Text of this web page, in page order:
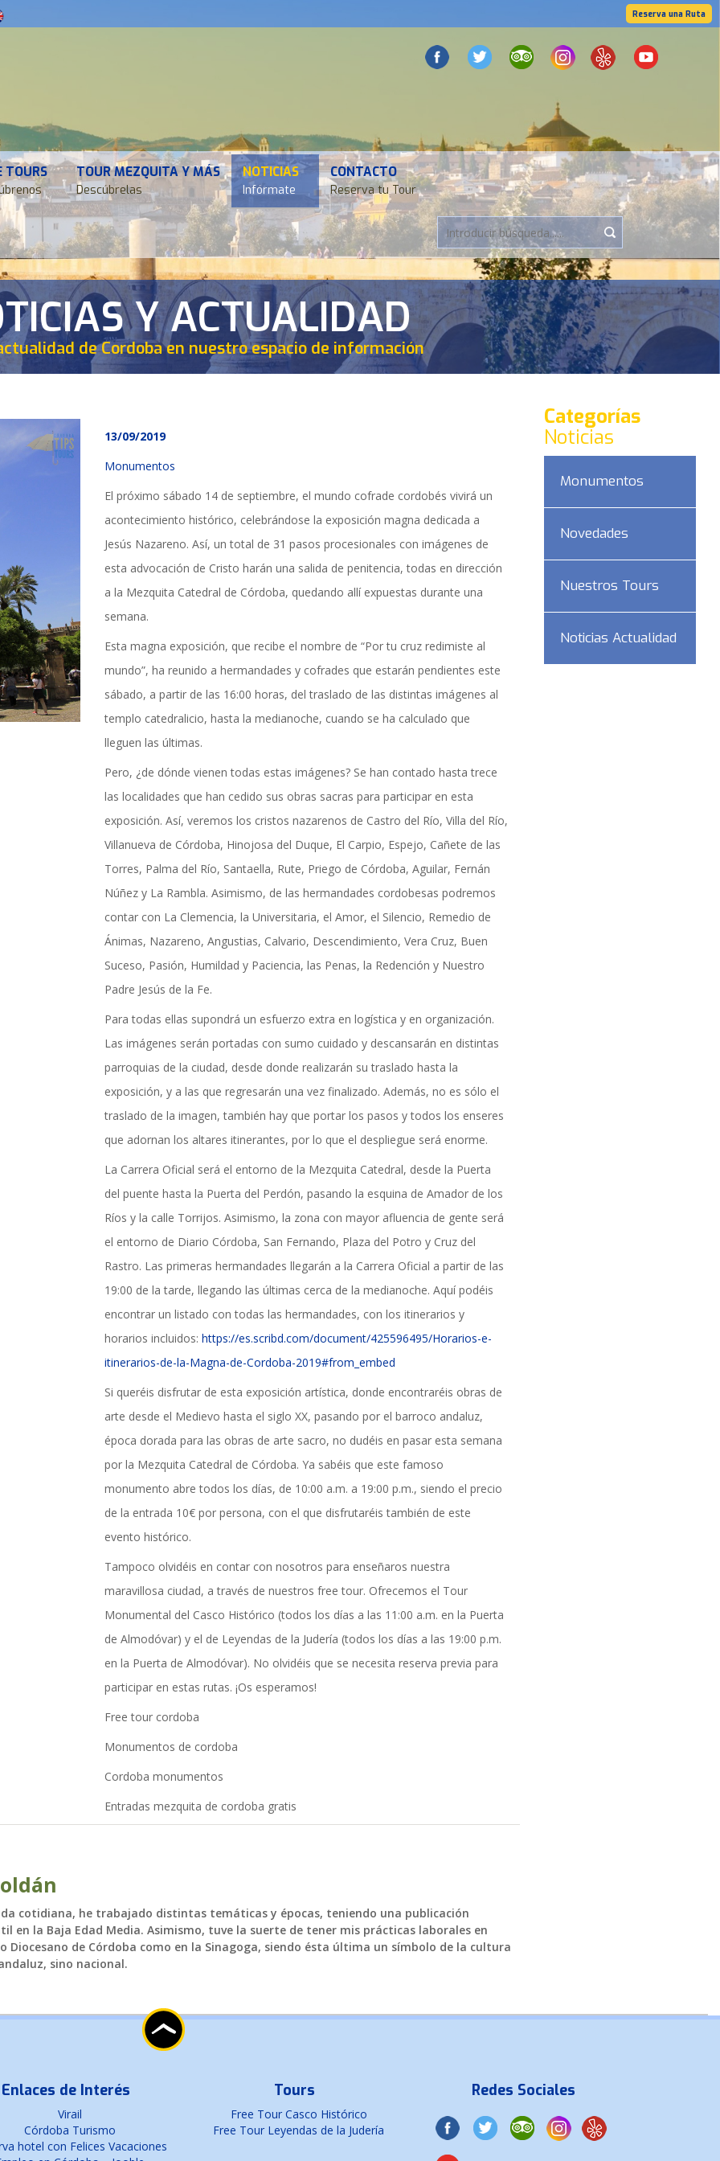
Reserva una Ruta
TOURS TOUR MEZQUITA Y MÁS
Descúbrelas
NOTICIAS
Infórmate
CONTACTO
Reserva tu Tour
Y ACTUALIDAD
de Cordoba en nuestro espacio de información
Y ACTUALIDAD
de Cordoba en nuestro espacio de información
Y ACTUALIDAD
actualidad de Cordoba en nuestro espacio de información
13/09/2019
Monumentos
El próximo sábado 14 de septiembre, el mundo cofrade cordobés vivirá un
acontecimiento histórico, celebrándose la exposición magna dedicada a
Jesús Nazareno. Así, un total de 31 pasos procesionales con imágenes de
esta advocación de Cristo harán una salida de penitencia, todas en dirección
a la Mezquita Catedral de Córdoba, quedando allí expuestas durante una
semana.
Esta magna exposición, que recibe el nombre de “Por tu cruz redimiste al
mundo”, ha reunido a hermandades y cofrades que estarán pendientes este
sábado, a partir de las 16:00 horas, del traslado de las distintas imágenes al
templo catedralicio, hasta la medianoche, cuando se ha calculado que
lleguen las últimas.
Pero, ¿de dónde vienen todas estas imágenes? Se han contado hasta trece
las localidades que han cedido sus obras sacras para participar en esta
exposición. Así, veremos los cristos nazarenos de Castro del Río, Villa del Río,
Villanueva de Córdoba, Hinojosa del Duque, El Carpio, Espejo, Cañete de las
Torres, Palma del Río, Santaella, Rute, Priego de Córdoba, Aguilar, Fernán
Núñez y La Rambla. Asimismo, de las hermandades cordobesas podremos
contar con La Clemencia, la Universitaria, el Amor, el Silencio, Remedio de
Ánimas, Nazareno, Angustias, Calvario, Descendimiento, Vera Cruz, Buen
Suceso, Pasión, Humildad y Paciencia, las Penas, la Redención y Nuestro
Padre Jesús de la Fe.
Para todas ellas supondrá un esfuerzo extra en logística y en organización.
Las imágenes serán portadas con sumo cuidado y descansarán en distintas
parroquias de la ciudad, desde donde realizarán su traslado hasta la
exposición, y a las que regresarán una vez finalizado. Además, no es sólo el
traslado de la imagen, también hay que portar los pasos y todos los enseres
que adornan los altares itinerantes, por lo que el despliegue será enorme.
La Carrera Oficial será el entorno de la Mezquita Catedral, desde la Puerta
del puente hasta la Puerta del Perdón, pasando la esquina de Amador de los
Ríos y la calle Torrijos. Asimismo, la zona con mayor afluencia de gente será
el entorno de Diario Córdoba, San Fernando, Plaza del Potro y Cruz del
Rastro. Las primeras hermandades llegarán a la Carrera Oficial a partir de las
19:00 de la tarde, llegando las últimas cerca de la medianoche. Aquí podéis
encontrar un listado con todas las hermandades, con los itinerarios y
horarios incluidos: https://es.scribd.com/document/425596495/Horarios-e-
itinerarios-de-la-Magna-de-Cordoba-2019#from_embed
Si queréis disfrutar de esta exposición artística, donde encontraréis obras de
arte desde el Medievo hasta el siglo XX, pasando por el barroco andaluz,
época dorada para las obras de arte sacro, no dudéis en pasar esta semana
por la Mezquita Catedral de Córdoba. Ya sabéis que este famoso
monumento abre todos los días, de 10:00 a.m. a 19:00 p.m., siendo el precio
de la entrada 10€ por persona, con el que disfrutaréis también de este
evento histórico.
Tampoco olvidéis en contar con nosotros para enseñaros nuestra
maravillosa ciudad, a través de nuestros free tour. Ofrecemos el Tour
Monumental del Casco Histórico (todos los días a las 11:00 a.m. en la Puerta
de Almodóvar) y el de Leyendas de la Judería (todos los días a las 19:00 p.m.
en la Puerta de Almodóvar). No olvidéis que se necesita reserva previa para
participar en estas rutas. ¡Os esperamos!
Free tour cordoba
Monumentos de cordoba
Cordoba monumentos
Entradas mezquita de cordoba gratis
cotidiana, he trabajado distintas temáticas y épocas, teniendo una publicación
en la Baja Edad Media. Asimismo, tuve la suerte de tener mis prácticas laborales en
Diocesano de Córdoba como en la Sinagoga, siendo ésta última un símbolo de la cultura
sino nacional.
Categorías
Noticias
Monumentos
Novedades
Nuestros Tours
Noticias Actualidad
Enlaces de Interés
Virail
Córdoba Turismo
hotel con Felices Vacaciones
Tours
Free Tour Casco Histórico
Free Tour Leyendas de la Judería
Redes Sociales